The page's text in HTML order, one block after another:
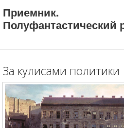
Приемник.
Полуфантастический
За кулисами политики